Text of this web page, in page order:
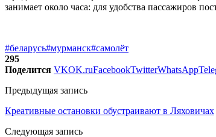
занимает около часа: для удобства пассажиров
#беларусь#мурманск#самолёт
295
Поделится VKOK.ruFacebookTwitterWhatsApp
Предыдущая запись
Креативные остановки обустраивают в Ляховичах
Следующая запись